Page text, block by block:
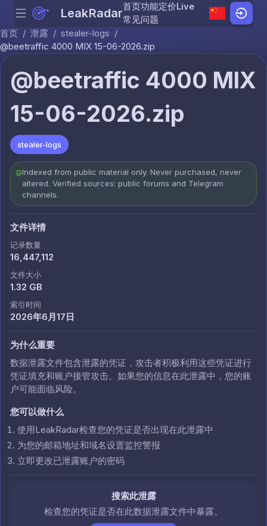
Skip to content
Menu LeakRadar首页功能定价Live
常见问题
首页 / 泄露 / stealer-logs /
@beetraffic 4000 MIX 15-06-2026.zip
@beetraffic 4000 MIX
15-06-2026.zip
stealer-logs
Indexed from public material only. Never purchased, never
altered. Verified sources: public forums and Telegram
channels.
文件详情
记录数量
16,447,112
文件大小
1.32 GB
索引时间
2026年6月17日
为什么重要
数据泄露文件包含泄露的凭证，攻击者积极利用这些凭证进行
凭证填充和账户接管攻击。如果您的信息在此泄露中，您的账
户可能面临风险。
您可以做什么
使用LeakRadar检查您的凭证是否出现在此泄露中
为您的邮箱地址和域名设置监控警报
立即更改已泄露账户的密码
搜索此泄露
检查您的凭证是否在此数据泄露文件中暴露。